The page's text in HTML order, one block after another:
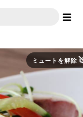
ミュートを解除